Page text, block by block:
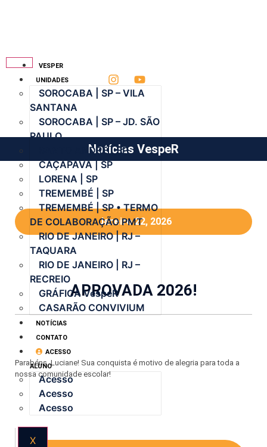
VESPER
UNIDADES
SOROCABA | SP – VILA
SANTANA
SOROCABA | SP – JD. SÃO
PAULO
SANTO ANDRÉ | SP
CAÇAPAVA | SP
LORENA | SP
TREMEMBÉ | SP
TREMEMBÉ | SP • TERMO
DE COLABORAÇÃO PMT
RIO DE JANEIRO | RJ –
TAQUARA
RIO DE JANEIRO | RJ –
RECREIO
GRÁFICA VespeR
CASARÃO CONVIVIUM
NOTÍCIAS
CONTATO
ACESSO
ALUNO
Acesso
Acesso
Acesso
X
Notícias VespeR
Janeiro 22, 2026
APROVADA 2026!
Parabéns, Luciane! Sua conquista é motivo de alegria para toda a
nossa comunidade escolar!